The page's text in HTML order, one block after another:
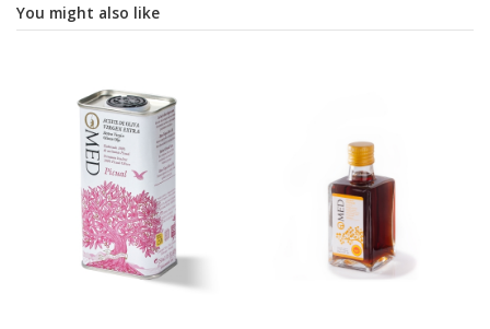
You might also like